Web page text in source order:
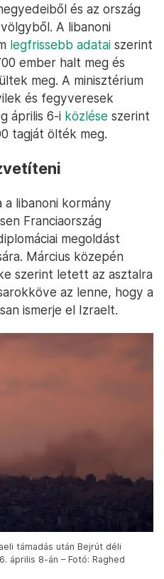
és az ország
A libanoni
legfrissebb adatai szerint
ember halt meg és
meg. A minisztérium
és fegyveresek
április 6-i közlése szerint
tagját ölték meg.
libanoni kormány
Franciaország
megoldást
Március közepén
szerint letett az asztalra
az lenne, hogy a
ismerje el Izraelt.
támadás után Bejrút déli
április 8-án – Fotó: Raghed